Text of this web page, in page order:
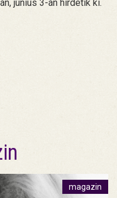
június 3-án hirdetik ki.
magazin